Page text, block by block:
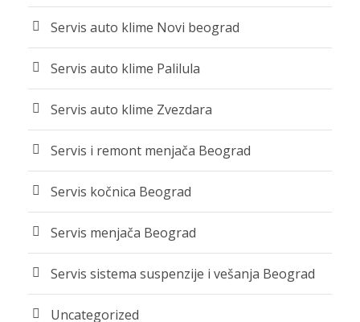
Servis auto klime Novi beograd
Servis auto klime Palilula
Servis auto klime Zvezdara
Servis i remont menjača Beograd
Servis kočnica Beograd
Servis menjača Beograd
Servis sistema suspenzije i vešanja Beograd
Uncategorized